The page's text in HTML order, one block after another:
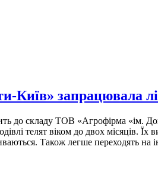
Київ» запрацювала
до складу ТОВ «Агрофірма «ім.
телят віком до двох
Також легше переходять на